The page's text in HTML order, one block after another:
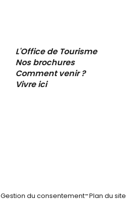
L'Office de Tourisme
Nos brochures
Comment venir ?
Vivre ici
Gestion du consentement-Plan du site